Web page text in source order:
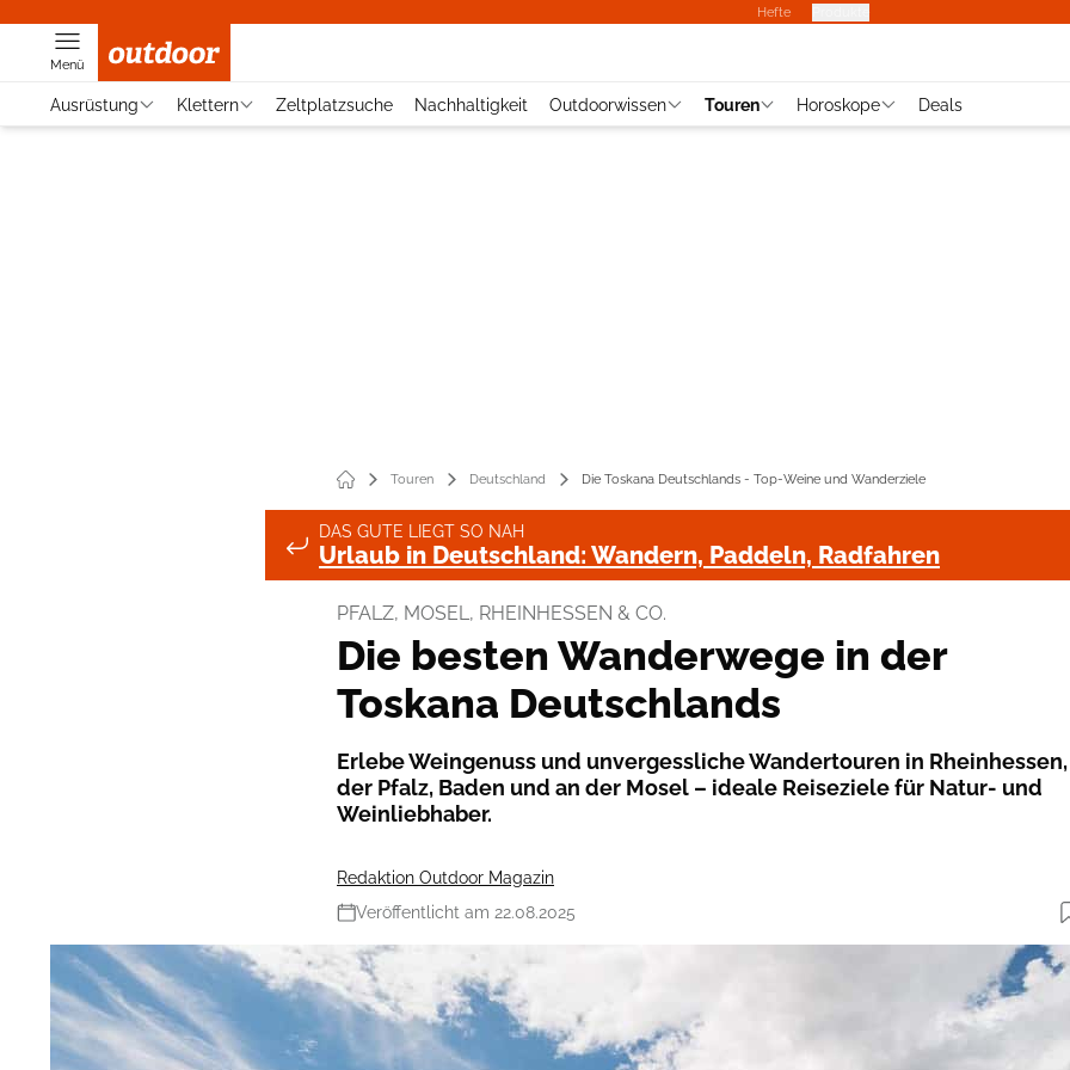
Hefte
Menü
Ausrüstung Klettern Zeltplatzsuche Nachhaltigkeit Outdoorwissen Touren Horoskope Deals
Touren Deutschland Die Toskana Deutschlands - Top-Weine und Wanderziele
DAS GUTE LIEGT SO NAH
Urlaub in Deutschland: Wandern, Paddeln, Radfahren
PFALZ, MOSEL, RHEINHESSEN & CO.
Die besten Wanderwege in der
Toskana Deutschlands
Erlebe Weingenuss und unvergessliche Wandertouren in Rheinhessen,
der Pfalz, Baden und an der Mosel – ideale Reiseziele für Natur- und
Weinliebhaber.
Redaktion Outdoor Magazin
Veröffentlicht am 22.08.2025